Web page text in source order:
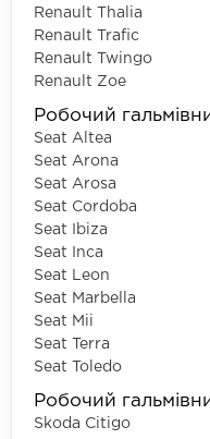
Renault Thalia
Renault Trafic
Renault Twingo
Renault Zoe
Робочий
Seat Altea
Seat Arona
Seat Arosa
Seat Cordoba
Seat Ibiza
Seat Inca
Seat Leon
Seat Marbella
Seat Mii
Seat Terra
Seat Toledo
Робочий
Skoda Citigo